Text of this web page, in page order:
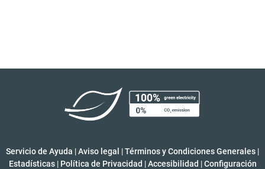
Servicio de Ayuda |Aviso legal |Términos y Condiciones Generales |
Estadísticas | Política de Privacidad | Accesibilidad | Configuración